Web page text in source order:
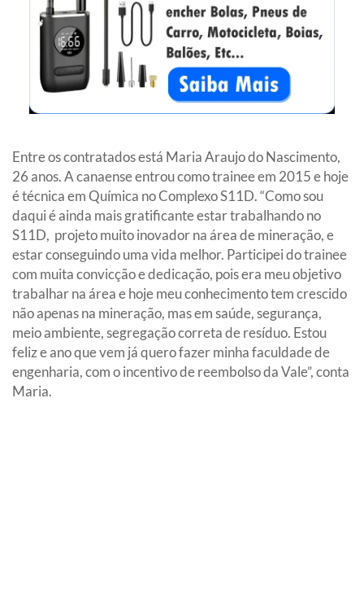
Entre os contratados está Maria Araujo do Nascimento,
26 anos. A canaense entrou como trainee em 2015 e hoje
é técnica em Química no Complexo S11D. “Como sou
daqui é ainda mais gratificante estar trabalhando no
S11D, projeto muito inovador na área de mineração, e
estar conseguindo uma vida melhor. Participei do trainee
com muita convicção e dedicação, pois era meu objetivo
trabalhar na área e hoje meu conhecimento tem crescido
não apenas na mineração, mas em saúde, segurança,
meio ambiente, segregação correta de resíduo. Estou
feliz e ano que vem já quero fazer minha faculdade de
engenharia, com o incentivo de reembolso da Vale”, conta
Maria.